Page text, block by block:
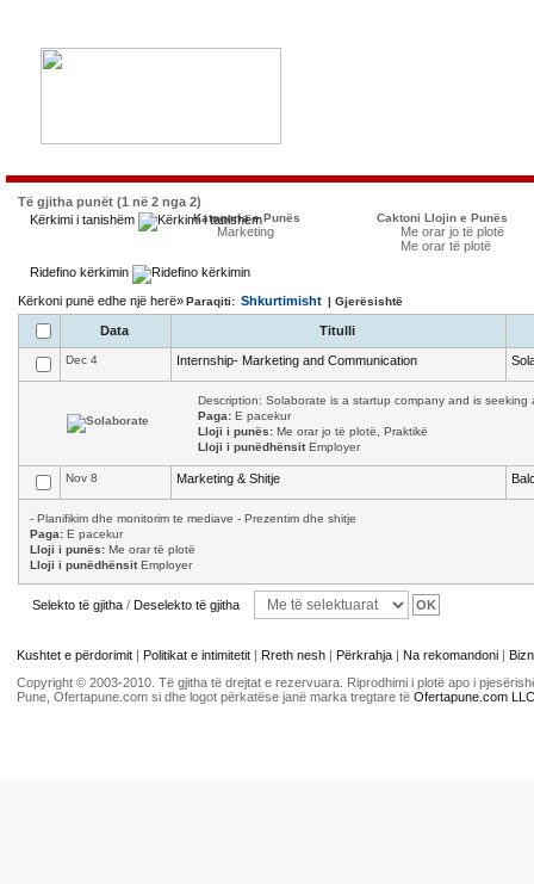
Të gjitha punët (1 në 2 nga 2)
Kërkimi i tanishëm
Kategoria e Punës
Marketing
Caktoni Llojin e Punës
Me orar jo të plotë
Me orar të plotë
Ridefino kërkimin
Kërkoni punë edhe një herë»Paraqiti: Shkurtimisht | Gjerësishtë
Data Titulli
Dec 4 Internship- Marketing and Communication
Description: Solaborate is a startup company and is
Paga: E pacekur
Lloji i punës: Me orar jo të plotë, Praktikë
Lloji i punëdhënsitEmployer
Nov 8 Marketing & Shitje
- Planifikim dhe monitorim te mediave - Prezentim dhe shitje
Paga: E pacekur
Lloji i punës: Me orar të plotë
Lloji i punëdhënsitEmployer
Selekto të gjitha / Deselekto të gjitha
Kushtet e përdorimit | Politikat e intimitetit | Rreth nesh | Përkrahja | Na rekomandoni |
Copyright © 2003-2010. Të gjitha të drejtat e rezervuara. Riprodhimi i plotë apo i
Pune, Ofertapune.com si dhe logot përkatëse janë marka tregtare të Ofertapune.com LLC